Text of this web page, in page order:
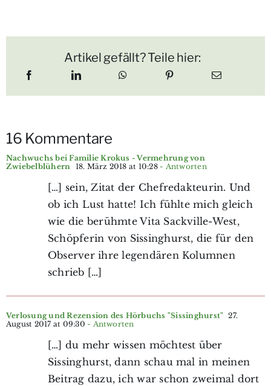
Artikel gefällt? Teile hier:
16 Kommentare
Nachwuchs bei Familie Krokus - Vermehrung von
Zwiebelblühern
18. März 2018 at 10:28- Antworten
[…] sein, Zitat der Chefredakteurin. Und
ob ich Lust hatte! Ich fühlte mich gleich
wie die berühmte Vita Sackville-West,
Schöpferin von Sissinghurst, die für den
Observer ihre legendären Kolumnen
schrieb […]
Verlosung und Rezension des Hörbuchs "Sissinghurst" 27.
August 2017 at 09:30 - Antworten
[…] du mehr wissen möchtest über
Sissinghurst, dann schau mal in meinen
Beitrag dazu, ich war schon zweimal dort